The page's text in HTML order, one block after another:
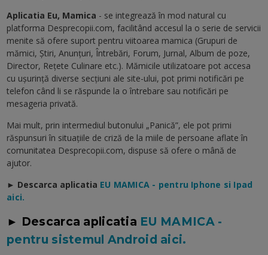
Aplicatia Eu, Mamica - se integrează în mod natural cu
platforma Desprecopii.com, facilitând accesul la o serie de servicii
menite să ofere suport pentru viitoarea mamica (Grupuri de
mămici, Ştiri, Anunţuri, Întrebări, Forum, Jurnal, Album de poze,
Director, Reţete Culinare etc.). Mămicile utilizatoare pot accesa
cu uşurinţă diverse secţiuni ale site-ului, pot primi notificări pe
telefon când li se răspunde la o întrebare sau notificări pe
mesageria privată.
Mai mult, prin intermediul butonului „Panică”, ele pot primi
răspunsuri în situaţiile de criză de la miile de persoane aflate în
comunitatea Desprecopii.com, dispuse să ofere o mână de
ajutor.
► Descarca aplicatia EU MAMICA - pentru Iphone si Ipad
aici.
► Descarca aplicatia EU MAMICA -
pentru sistemul Android aici.